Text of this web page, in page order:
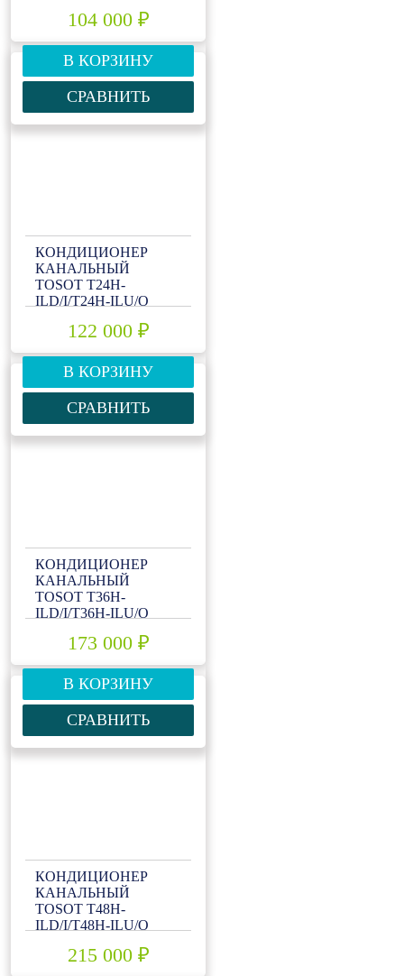
104 000 ₽
В КОРЗИНУ
СРАВНИТЬ
КОНДИЦИОНЕР
КАНАЛЬНЫЙ
TOSOT T24H-
ILD/I/T24H-ILU/O
122 000 ₽
В КОРЗИНУ
СРАВНИТЬ
КОНДИЦИОНЕР
КАНАЛЬНЫЙ
TOSOT T36H-
ILD/I/T36H-ILU/O
173 000 ₽
В КОРЗИНУ
СРАВНИТЬ
КОНДИЦИОНЕР
КАНАЛЬНЫЙ
TOSOT T48H-
ILD/I/T48H-ILU/O
215 000 ₽